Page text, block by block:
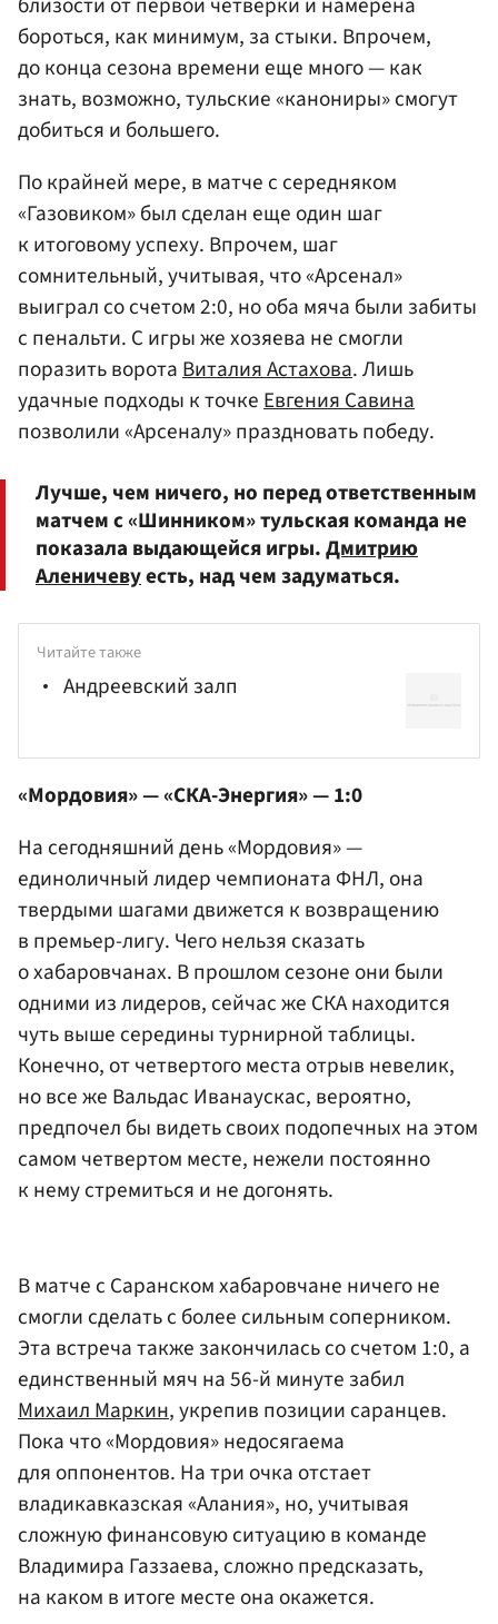
бороться, как минимум, за стыки. Впрочем,
до конца сезона времени еще много — как
знать, возможно, тульские «канониры» смогут
добиться и большего.
По крайней мере, в матче с середняком
«Газовиком» был сделан еще один шаг
к итоговому успеху. Впрочем, шаг
сомнительный, учитывая, что «Арсенал»
выиграл со счетом 2:0, но оба мяча были забиты
с пенальти. С игры же хозяева не смогли
поразить воротаВиталия Астахова. Лишь
удачные подходы к точкеЕвгения Савина
позволили «Арсеналу» праздновать победу.
Лучше, чем ничего, но перед ответственным
матчем с «Шинником» тульская команда не
показала выдающейся игры.Дмитрию
Аленичевуесть, над чем задуматься.
Читайте также
Андреевский залп
«Мордовия» — «СКА-Энергия» — 1:0
На сегодняшний день «Мордовия» —
единоличный лидер чемпионата ФНЛ, она
твердыми шагами движется к возвращению
в премьер-лигу. Чего нельзя сказать
о хабаровчанах. В прошлом сезоне они были
одними из лидеров, сейчас же СКА находится
чуть выше середины турнирной таблицы.
Конечно, от четвертого места отрыв невелик,
но все же Вальдас Иванаускас, вероятно,
предпочел бы видеть своих подопечных на этом
самом четвертом месте, нежели постоянно
к нему стремиться и не догонять.
В матче с Саранском хабаровчане ничего не
смогли сделать с более сильным соперником.
Эта встреча также закончилась со счетом 1:0, а
единственный мяч на 56-й минуте забил
Михаил Маркин, укрепив позиции саранцев.
Пока что «Мордовия» недосягаема
для оппонентов. На три очка отстает
владикавказская «Алания», но, учитывая
сложную финансовую ситуацию в команде
Владимира Газзаева, сложно предсказать,
на каком в итоге месте она окажется.